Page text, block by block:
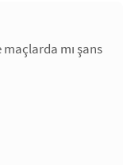
mı şans